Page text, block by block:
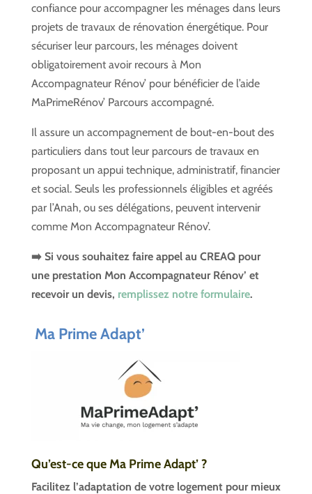
confiance pour accompagner les ménages dans leurs
projets de travaux de rénovation énergétique. Pour
sécuriser leur parcours, les ménages doivent
obligatoirement avoir recours à Mon
Accompagnateur Rénov’ pour bénéficier de l’aide
MaPrimeRénov’ Parcours accompagné.
Il assure un accompagnement de bout-en-bout des
particuliers dans tout leur parcours de travaux en
proposant un appui technique, administratif, financier
et social. Seuls les professionnels éligibles et agréés
par l’Anah, ou ses délégations, peuvent intervenir
comme Mon Accompagnateur Rénov’.
➡️ Si vous souhaitez faire appel au CREAQ pour
une prestation Mon Accompagnateur Rénov’ et
recevoir un devis, remplissez notre formulaire.
Ma Prime Adapt’
Qu’est-ce que Ma Prime Adapt’ ?
Facilitez l’adaptation de votre logement pour mieux